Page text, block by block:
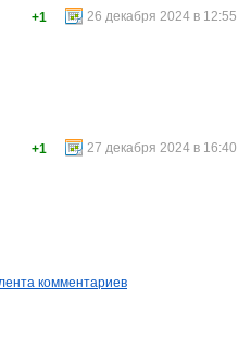
26 декабря 2024 в 12:55
+1
27 декабря 2024 в 16:40
+1
комментариев